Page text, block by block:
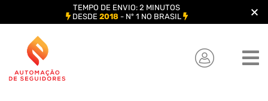
content
TEMPO DE ENVIO: 2 MINUTOS
DESDE 2018- Nº 1 NO BRASIL